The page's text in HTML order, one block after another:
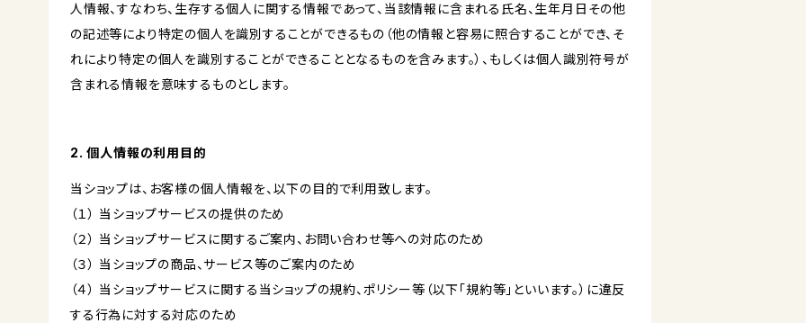
人情報、すなわち、生存する個人に関する情報であって、当該情報に含まれる氏名、生年月日その他
の記述等により特定の個人を識別することができるもの（他の情報と容易に照合することができ、そ
れにより特定の個人を識別することができることとなるものを含みます。）、もしくは個人識別符号が
含まれる情報を意味するものとします。
2. 個人情報の利用目的
当ショップは、お客様の個人情報を、以下の目的で利用致します。
（１） 当ショップサービスの提供のため
（２） 当ショップサービスに関するご案内、お問い合わせ等への対応のため
（３） 当ショップの商品、サービス等のご案内のため
（４） 当ショップサービスに関する当ショップの規約、ポリシー等（以下「規約等」といいます。）に違反
する行為に対する対応のため